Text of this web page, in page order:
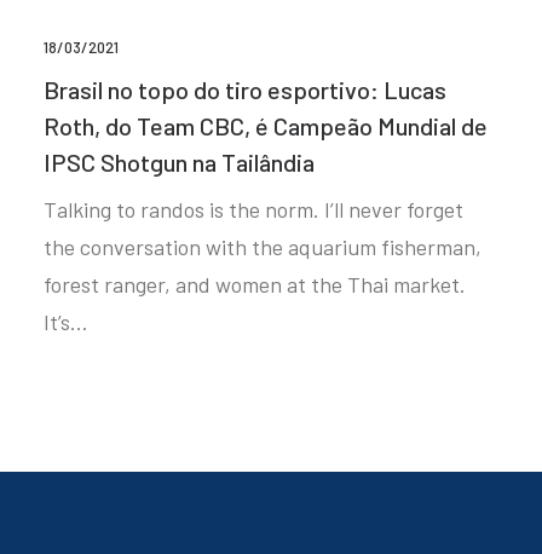
18/03/2021
Brasil no topo do tiro esportivo: Lucas
Roth, do Team CBC, é Campeão Mundial de
IPSC Shotgun na Tailândia
Talking to randos is the norm. I’ll never forget
the conversation with the aquarium fisherman,
forest ranger, and women at the Thai market.
It’s…